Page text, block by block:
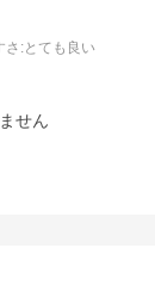
さ :とても良い
せん